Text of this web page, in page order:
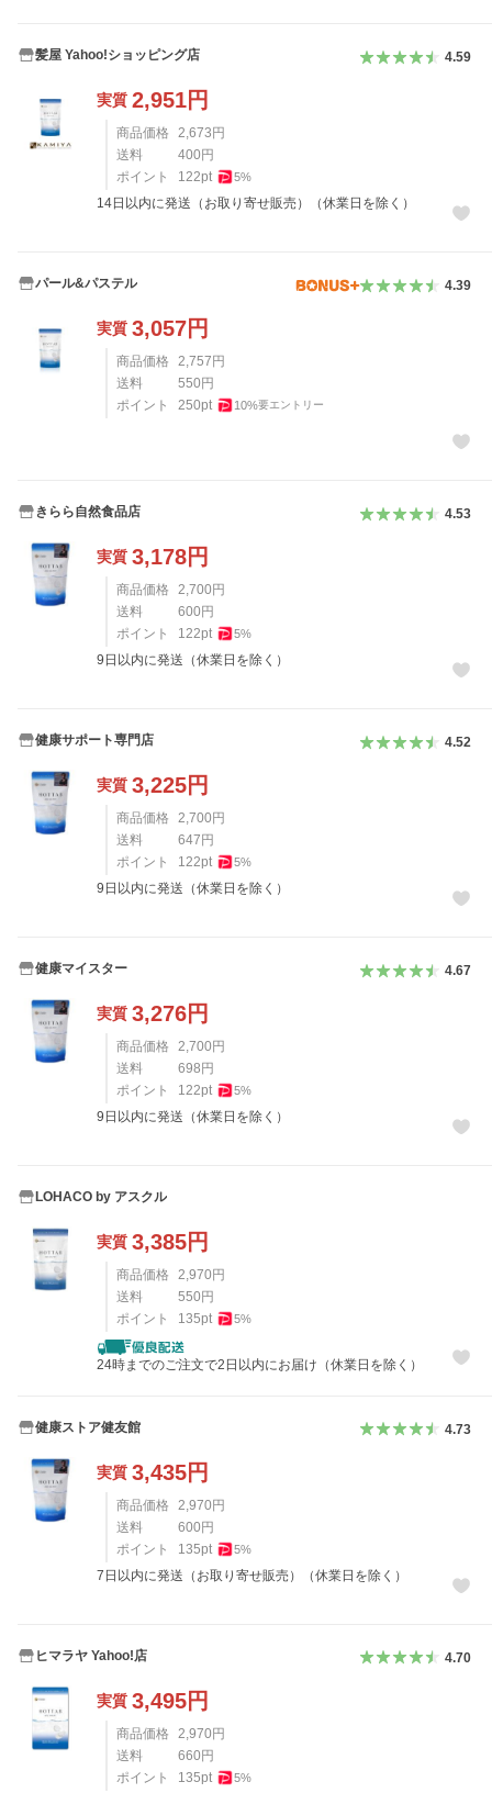
髪屋 Yahoo!ショッピング店 4.59
実質 2,951円
商品価格 2,673 円
送料
400 円
ポイント
122pt 5%
14日以内に発送（お取り寄せ販売）（休業日を除く）
パール&パステル 4.39
実質 3,057円
商品価格 2,757 円
送料
550 円
ポイント
250pt 10%要エントリー
きらら自然食品店 4.53
実質 3,178円
商品価格 2,700 円
送料
600 円
ポイント
122pt 5%
9日以内に発送（休業日を除く）
健康サポート専門店 4.52
実質 3,225円
商品価格 2,700 円
送料
647 円
ポイント
122pt 5%
9日以内に発送（休業日を除く）
健康マイスター 4.67
実質 3,276円
商品価格 2,700 円
送料
698 円
ポイント
122pt 5%
9日以内に発送（休業日を除く）
LOHACO by アスクル
実質 3,385円
商品価格 2,970 円
送料
550 円
ポイント
135pt 5%
24時までのご注文で2日以内にお届け（休業日を除く）
健康ストア健友館 4.73
実質 3,435円
商品価格 2,970円
送料
600円
ポイント
135pt 5%
7日以内に発送（お取り寄せ販売）（休業日を除く）
ヒマラヤ Yahoo!店 4.70
実質 3,495円
商品価格 2,970円
送料
660円
ポイント
135pt 5%